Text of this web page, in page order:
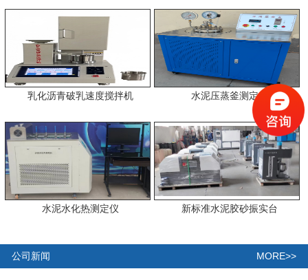
乳化沥青破乳速度搅拌机 水泥压蒸釜测定仪
水泥水化热测定仪 新标准水泥胶砂振实台
公司新闻 MORE>>